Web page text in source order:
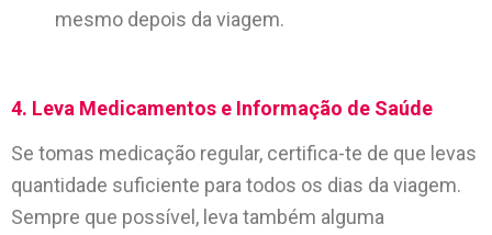
mesmo depois da viagem.
4. Leva Medicamentos e Informação de Saúde
Se tomas medicação regular, certifica-te de que levas
quantidade suficiente para todos os dias da viagem.
Sempre que possível, leva também alguma